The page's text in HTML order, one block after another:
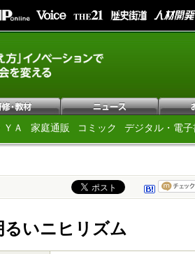
ＹＡ 家庭通販 コミック デジタル・電子
るいニヒリズム